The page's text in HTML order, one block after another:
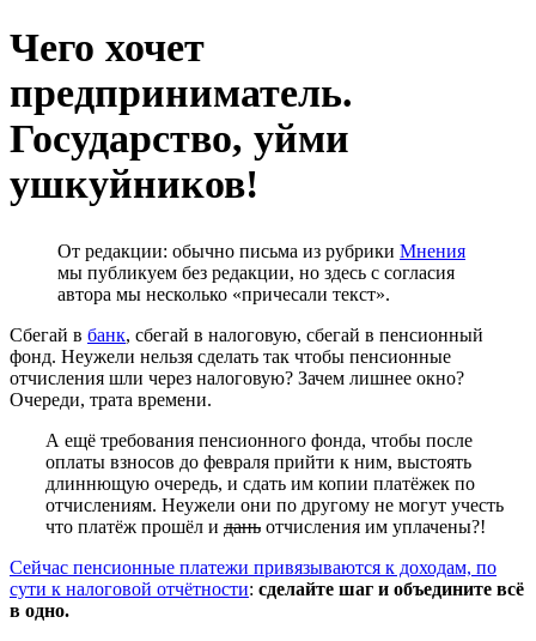
Чего хочет
предприниматель.
Государство, уйми
ушкуйников!
От редакции: обычно письма из рубрики Мнения
мы публикуем без редакции, но здесь с согласия
автора мы несколько «причесали текст».
Сбегай в банк, сбегай в налоговую, сбегай в пенсионный
фонд. Неужели нельзя сделать так чтобы пенсионные
отчисления шли через налоговую? Зачем лишнее окно?
Очереди, трата времени.
А ещё требования пенсионного фонда, чтобы после
оплаты взносов до февраля прийти к ним, выстоять
длиннющую очередь, и сдать им копии платёжек по
отчислениям. Неужели они по другому не могут учесть
что платёж прошёл и дань отчисления им уплачены?!
Сейчас пенсионные платежи привязываются к доходам, по
сути к налоговой отчётности: сделайте шаг и объедините всё
в одно.